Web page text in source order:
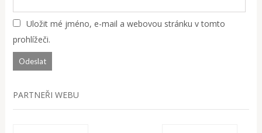
Uložit mé jméno, e-mail a webovou stránku v tomto
prohlížeči.
PARTNEŘI WEBU